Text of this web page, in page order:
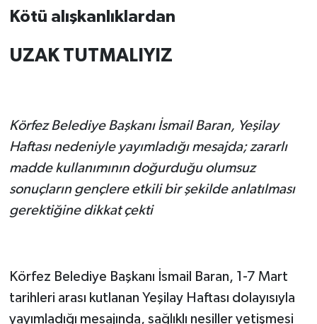
Kötü alışkanlıklardan
UZAK TUTMALIYIZ
Körfez Belediye Başkanı İsmail Baran, Yeşilay
Haftası nedeniyle yayımladığı mesajda; zararlı
madde kullanımının doğurduğu olumsuz
sonuçların gençlere etkili bir şekilde anlatılması
gerektiğine dikkat çekti
Körfez Belediye Başkanı İsmail Baran, 1-7 Mart
tarihleri arası kutlanan Yeşilay Haftası dolayısıyla
yayımladığı mesajında, sağlıklı nesiller yetişmesi